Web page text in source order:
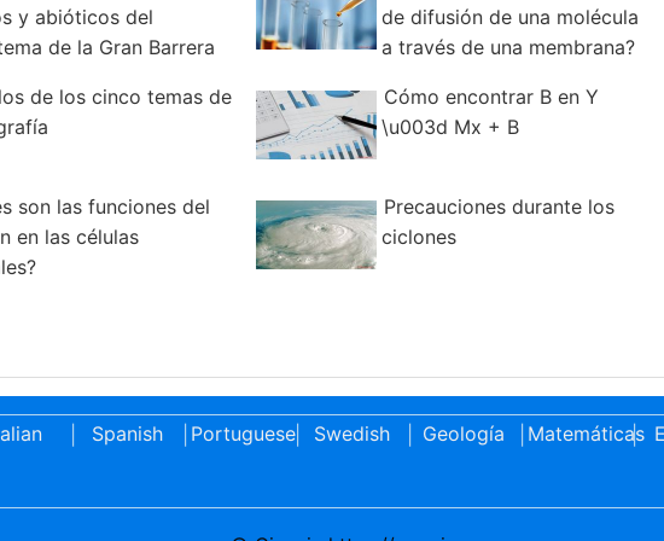
y abióticos del
de la Gran Barrera
de los cinco temas de
son las funciones del
en las células
de difusión de una molécula
a través de una membrana?
Cómo encontrar B en Y
\u003d Mx + B
Precauciones durante los
ciclones
Spanish Portuguese| Swedish Geología Matemáticas
|